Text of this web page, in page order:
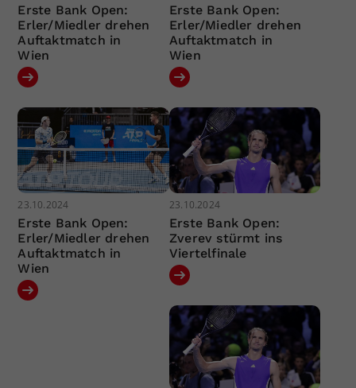
Erste Bank Open:
Erler/Miedler drehen
Auftaktmatch in
Wien
Erste Bank Open:
Erler/Miedler drehen
Auftaktmatch in
Wien
23.10.2024
Erste Bank Open:
Erler/Miedler drehen
Auftaktmatch in
Wien
23.10.2024
Erste Bank Open:
Zverev stürmt ins
Viertelfinale